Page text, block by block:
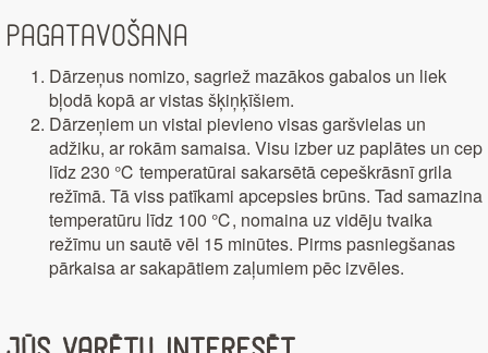
Pagatavošana
Dārzeņus nomizo, sagriež mazākos gabalos un liek
bļodā kopā ar vistas šķiņķīšiem.
Dārzeņiem un vistai pievieno visas garšvielas un
adžiku, ar rokām samaisa. Visu izber uz paplātes un cep
līdz 230 ℃ temperatūrai sakarsētā cepeškrāsnī grila
režīmā. Tā viss patīkami apcepsies brūns. Tad samazina
temperatūru līdz 100 ℃, nomaina uz vidēju tvaika
režīmu un sautē vēl 15 minūtes. Pirms pasniegšanas
pārkaisa ar sakapātiem zaļumiem pēc izvēles.